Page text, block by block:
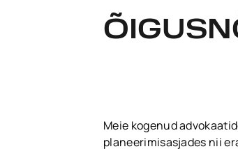
Meie kogenud
planeerimisasjades nii